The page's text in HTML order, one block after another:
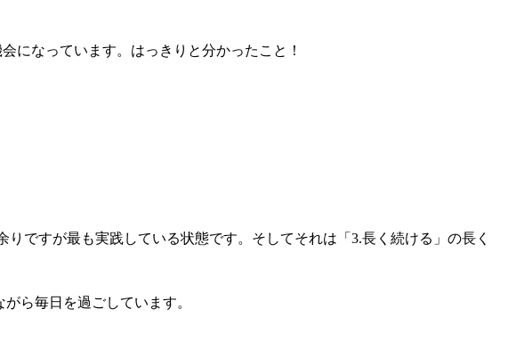
になっています。はっきりと分かったこと！
ですが最も実践している状態です。そしてそれは「3.長く続ける」の長く
がら毎日を過ごしています。